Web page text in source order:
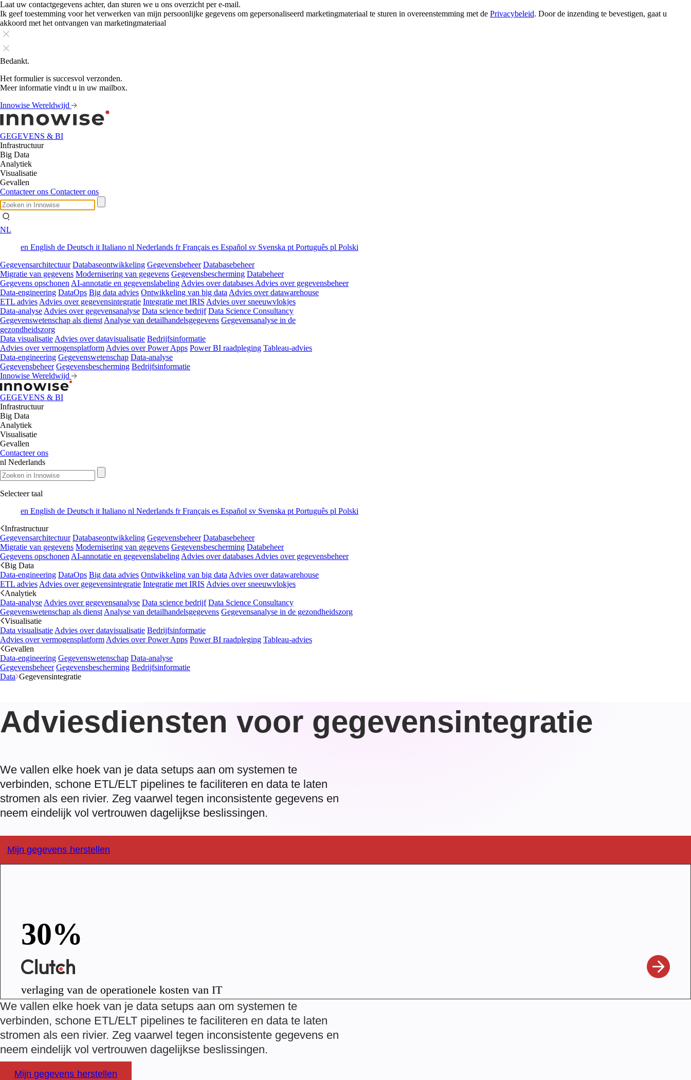
Laat uw contactgegevens achter, dan sturen we u ons overzicht per e-mail.
Ik geef toestemming voor het verwerken van mijn persoonlijke gegevens om gepersonaliseerd marketingmateriaal te sturen in overeenstemming met de Privacybeleid. Door de inzending te bevestigen, gaat u
akkoord met het ontvangen van marketingmateriaal
Bedankt.
Het formulier is succesvol verzonden.
Meer informatie vindt u in uw mailbox.
Innowise Wereldwijd
GEGEVENS & BI
Infrastructuur
Big Data
Analytiek
Visualisatie
Gevallen
Contacteer ons Contacteer ons
NL
en English de Deutsch it Italiano nl Nederlands frFrançais es Español sv Svenska pt Português pl Polski
Gegevensarchitectuur Databaseontwikkeling Gegevensbeheer Databasebeheer
Migratie van gegevens Modernisering van gegevens Gegevensbescherming Databeheer
Gegevens opschonen AI-annotatie en gegevenslabeling Advies over databases Advies over gegevensbeheer
Data-engineering DataOps Big data advies Ontwikkeling van big data Advies over datawarehouse
ETL advies Advies over gegevensintegratie Integratie met IRIS Advies over sneeuwvlokjes
Data-analyse Advies over gegevensanalyse Data science bedrijf Data Science Consultancy
Gegevenswetenschap als dienst Analyse van detailhandelsgegevens Gegevensanalyse in de
gezondheidszorg
Data visualisatie Advies over datavisualisatie Bedrijfsinformatie
Advies over vermogensplatform Advies over Power Apps Power BI raadpleging Tableau-advies
Data-engineering Gegevenswetenschap Data-analyse
Gegevensbeheer Gegevensbescherming Bedrijfsinformatie
Innowise Wereldwijd
GEGEVENS & BI
Infrastructuur
Big Data
Analytiek
Visualisatie
Gevallen
Contacteer ons
nl Nederlands
Selecteer taal
en English de Deutsch it Italiano nl Nederlands frFrançais es Español sv Svenska pt Português pl Polski
Infrastructuur
Gegevensarchitectuur Databaseontwikkeling Gegevensbeheer Databasebeheer
Migratie van gegevens Modernisering van gegevens Gegevensbescherming Databeheer
Gegevens opschonen AI-annotatie en gegevenslabeling Advies over databases Advies over gegevensbeheer
Big Data
Data-engineering DataOps Big data advies Ontwikkeling van big data Advies over datawarehouse
ETL advies Advies over gegevensintegratie Integratie met IRIS Advies over sneeuwvlokjes
Analytiek
Data-analyse Advies over gegevensanalyse Data science bedrijf Data Science Consultancy
Gegevenswetenschap als dienst Analyse van detailhandelsgegevens Gegevensanalyse in de gezondheidszorg
Visualisatie
Data visualisatie Advies over datavisualisatie Bedrijfsinformatie
Advies over vermogensplatform Advies over Power Apps Power BI raadpleging Tableau-advies
Gevallen
Data-engineering Gegevenswetenschap Data-analyse
Gegevensbeheer Gegevensbescherming Bedrijfsinformatie
Data Gegevensintegratie
Adviesdiensten voor gegevensintegratie
We vallen elke hoek van je data setups aan om systemen te
verbinden, schone ETL/ELT pipelines te faciliteren en data te laten
stromen als een rivier. Zeg vaarwel tegen inconsistente gegevens en
neem eindelijk vol vertrouwen dagelijkse beslissingen.
Mijn gegevens herstellen
30%
verlaging van de operationele kosten van IT
We vallen elke hoek van je data setups aan om systemen te
verbinden, schone ETL/ELT pipelines te faciliteren en data te laten
stromen als een rivier. Zeg vaarwel tegen inconsistente gegevens en
neem eindelijk vol vertrouwen dagelijkse beslissingen.
Mijn gegevens herstellen